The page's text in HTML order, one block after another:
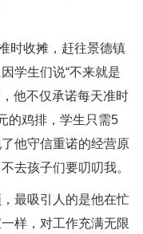
收摊，赶往景德镇
学生们说“不来就是
他不仅承诺每天准时
的鸡排，学生只需5
他守信重诺的经营原
去孩子们要叨叨我。
最吸引人的是他在忙
样，对工作充满无限